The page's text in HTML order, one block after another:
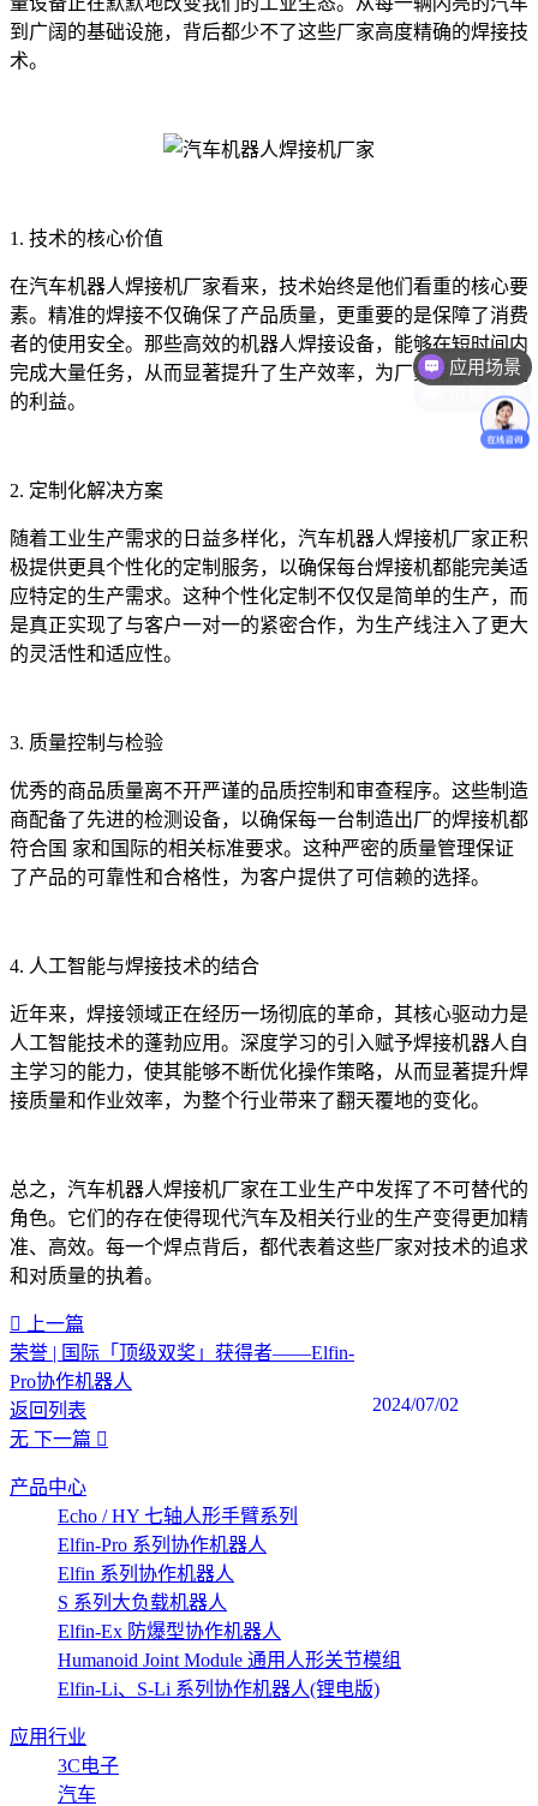
到广阔的基础设施，背后都少不了这些厂家高度精确的焊接技
术。
1. 技术的核心价值
在汽车机器人焊接机厂家看来，技术始终是他们看重的核心要
素。精准的焊接不仅确保了产品质量，更重要的是保障了消费
者的使用安全。那些高效的机器人焊接设备，能够在短时间内
完成大量任务，从而显著提升了生产效率，为厂家带来了可观
的利益。
2. 定制化解决方案
随着工业生产需求的日益多样化，汽车机器人焊接机厂家正积
极提供更具个性化的定制服务，以确保每台焊接机都能完美适
应特定的生产需求。这种个性化定制不仅仅是简单的生产，而
是真正实现了与客户一对一的紧密合作，为生产线注入了更大
的灵活性和适应性。
3. 质量控制与检验
优秀的商品质量离不开严谨的品质控制和审查程序。这些制造
商配备了先进的检测设备，以确保每一台制造出厂的焊接机都
符合国 家和国际的相关标准要求。这种严密的质量管理保证
了产品的可靠性和合格性，为客户提供了可信赖的选择。
4. 人工智能与焊接技术的结合
近年来，焊接领域正在经历一场彻底的革命，其核心驱动力是
人工智能技术的蓬勃应用。深度学习的引入赋予焊接机器人自
主学习的能力，使其能够不断优化操作策略，从而显著提升焊
接质量和作业效率，为整个行业带来了翻天覆地的变化。
总之，汽车机器人焊接机厂家在工业生产中发挥了不可替代的
角色。它们的存在使得现代汽车及相关行业的生产变得更加精
准、高效。每一个焊点背后，都代表着这些厂家对技术的追求
和对质量的执着。‍
上一篇
荣誉 | 国际「顶级双奖」获得者——Elfin-
Pro协作机器人
2024/07/02
返回列表
无 下一篇
产品中心
Echo / HY 七轴人形手臂系列
Elfin-Pro 系列协作机器人
Elfin 系列协作机器人
S 系列大负载机器人
Elfin-Ex 防爆型协作机器人
Humanoid Joint Module 通用人形关节模组
Elfin-Li、S-Li 系列协作机器人(锂电版)
应用行业
3C电子
汽车
应用场景
价格咨询